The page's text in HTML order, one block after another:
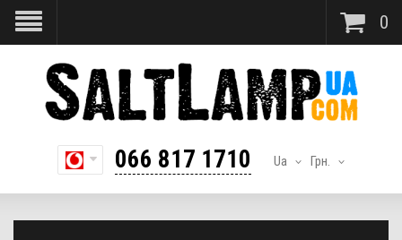
0
Грн.
Ua
066 817 1710